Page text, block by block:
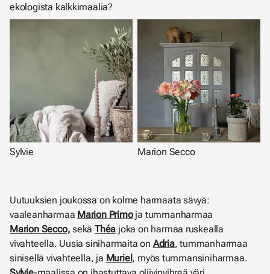
ekologista kalkkimaalia?
Sylvie Marion Secco
Uutuuksien joukossa on kolme harmaata sävyä:
vaaleanharmaa Marion Primoja tummanharmaa
Marion Secco, sekäThéa joka on harmaa ruskealla
vivahteella. Uusia siniharmaita on Adria, tummanharmaa
sinisellä vivahteella, ja Muriel, myös tummansiniharmaa.